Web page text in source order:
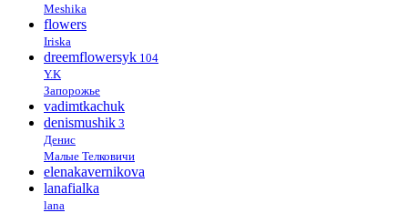
Meshika
flowers
Iriska
dreemflowersyk 104
Y.K
Запорожье
vadimtkachuk
denismushik 3
Денис
Малые Телковичи
elenakavernikova
lanafialka
lana